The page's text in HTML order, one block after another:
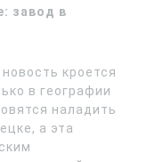
завод в
кроется
в географии
наладить
а эта